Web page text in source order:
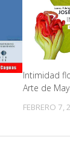
Intimidad
Arte de
FEBRERO 7,